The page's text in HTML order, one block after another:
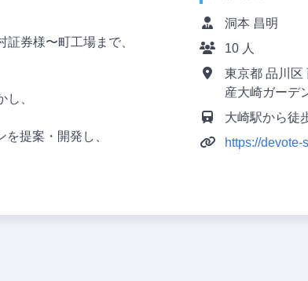
券様〜町工場まで、
、
提案・開発し、
洞本 昌明
10 人
東京都 品川区
産大崎ガーデ
大崎駅から徒
https://devote-